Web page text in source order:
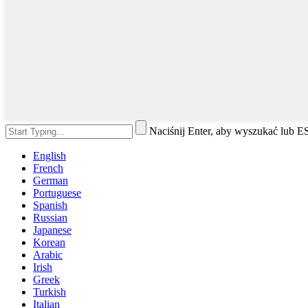
Naciśnij Enter, aby wyszukać lub
English
French
German
Portuguese
Spanish
Russian
Japanese
Korean
Arabic
Irish
Greek
Turkish
Italian